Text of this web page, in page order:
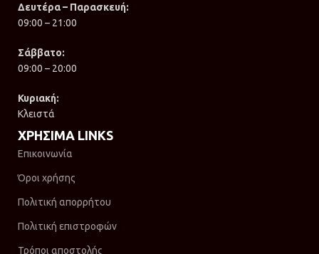
Δευτέρα – Παρασκευή:
09:00 – 21:00
Σάββατο:
09:00 – 20:00
Κυριακή:
Κλειστά
ΧΡΗΣΙΜΑ LINKS
Επικοινωνία
Όροι χρήσης
Πολιτική απορρήτου
Πολιτική επιστροφών
Τρόποι αποστολής